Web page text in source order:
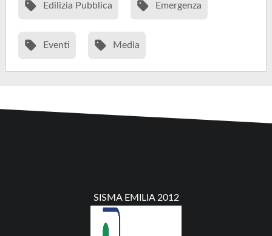
Edilizia Pubblica Emergenza
Eventi Media
SISMA EMILIA 2012